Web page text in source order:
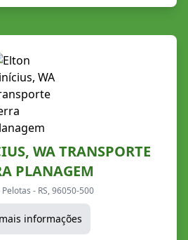
WA TRANSPORTE
PLANAGEM
- RS, 96050-500
informações